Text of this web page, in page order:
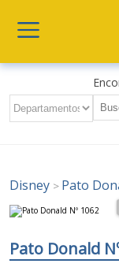
Disney > Pato
Pato Donald